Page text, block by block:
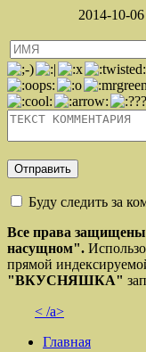
2014-10-06
Буду следить за
Все права
насущном".
прямой
"ВКУСНЯШКА"
< /a>
Главная